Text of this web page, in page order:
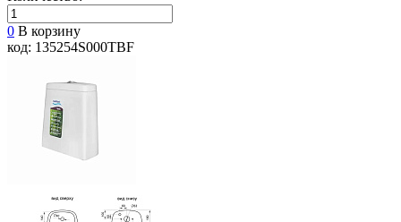
0 В корзину
код: 135254S000TBF